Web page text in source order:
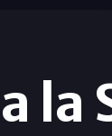
la